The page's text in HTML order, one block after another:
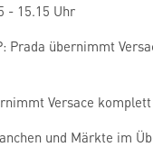
- 15.15 Uhr
Prada übernimmt
Versace komplett
und Märkte im